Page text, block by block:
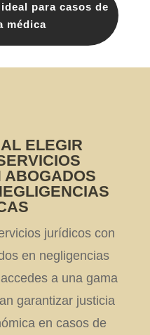
para casos de
médica
ELEGIR
ABOGADOS
jurídicos con
en negligencias
a una gama
garantizar justicia
en casos de